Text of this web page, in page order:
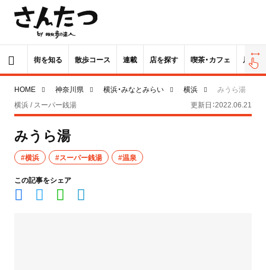
街を知る 散歩コース 連載 店を探す 喫茶・カフェ 居酒屋
HOME 神奈川県 横浜・みなとみらい 横浜
みうら湯
横浜 / スーパー銭湯
更新日：2022.06.21
みうら湯
#横浜 #スーパー銭湯 #温泉
この記事をシェア